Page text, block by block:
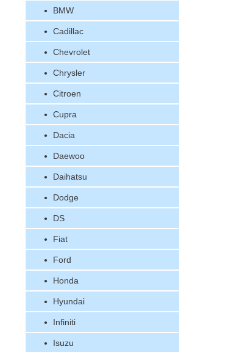
BMW
Cadillac
Chevrolet
Chrysler
Citroen
Cupra
Dacia
Daewoo
Daihatsu
Dodge
DS
Fiat
Ford
Honda
Hyundai
Infiniti
Isuzu